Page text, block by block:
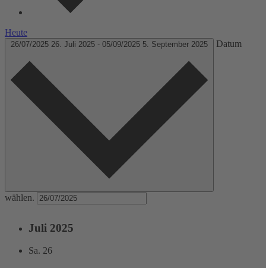
Heute
26/07/2025 26. Juli 2025 - 05/09/2025 5. September 2025 Datum
wählen.
Juli 2025
Sa. 26